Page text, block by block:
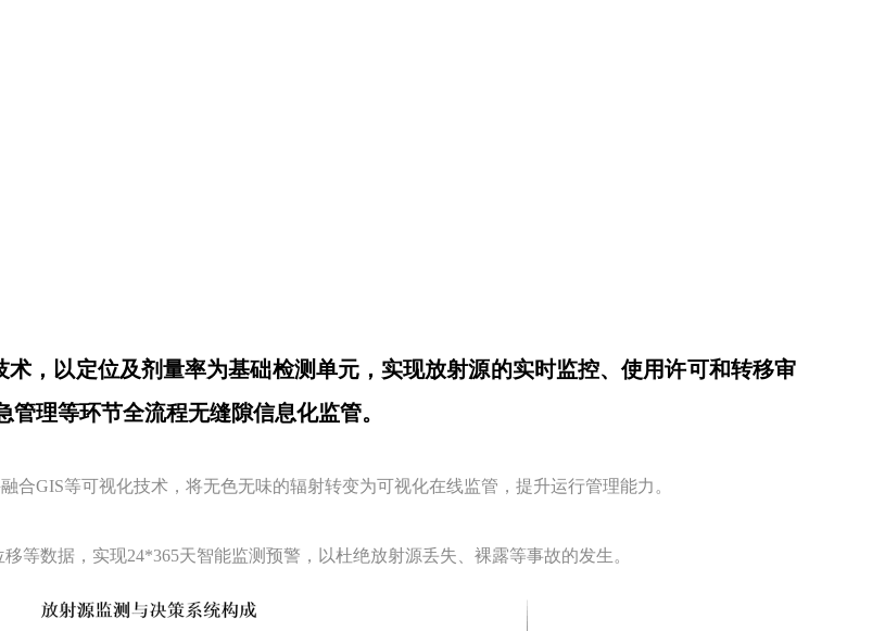
，以定位及剂量率为基础检测单元，实现放射源的实时监控、使用许可和转移审
理等环节全流程无缝隙信息化监管。
GIS等可视化技术，将无色无味的辐射转变为可视化在线监管，提升运行管理能力。
数据，实现24*365天智能监测预警，以杜绝放射源丢失、裸露等事故的发生。